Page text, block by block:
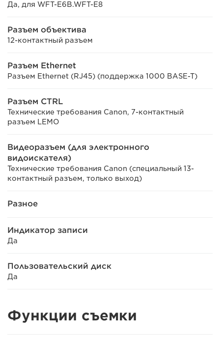
Да, для WFT-E6B.WFT-E8
Разъем объектива
12-контактный разъем
Разъем Ethernet
Разъем Ethernet (RJ45) (поддержка 1000 BASE-T)
Разъем CTRL
Технические требования Canon, 7-контактный
разъем LEMO
Видеоразъем (для электронного
видоискателя)
Технические требования Canon (специальный 13-
контактный разъем, только выход)
Разное
Индикатор записи
Да
Пользовательский диск
Да
Функции съемки